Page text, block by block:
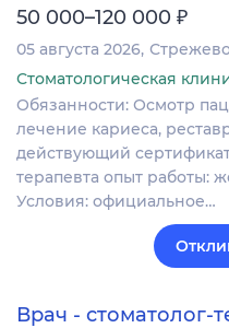
50 000–120 000 ₽
05 августа 2026
Стоматологическая
Обязанности: Осмотр
лечение кариеса,
действующий
терапевта опыт работы:
Условия: официальное…
Врач - стоматолог-